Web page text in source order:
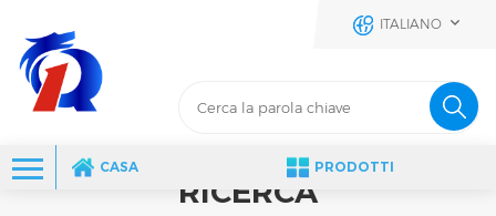
ITALIANO
CASA PRODOTTI
RICERCA